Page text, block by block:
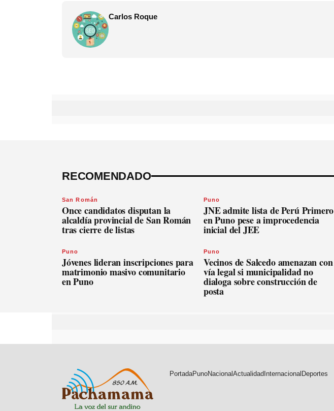
Carlos Roque
RECOMENDADO
San Román
Once candidatos disputan la
alcaldía provincial de San Román
tras cierre de listas
Puno
JNE admite lista de Perú Primero
en Puno pese a improcedencia
inicial del JEE
Puno
Jóvenes lideran inscripciones para
matrimonio masivo comunitario
en Puno
Puno
Vecinos de Salcedo amenazan con
vía legal si municipalidad no
dialoga sobre construcción de
posta
PortadaPunoNacionalActualidad Internacional Deportes